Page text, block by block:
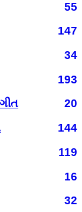
55
147
34
193
20
144
119
16
32